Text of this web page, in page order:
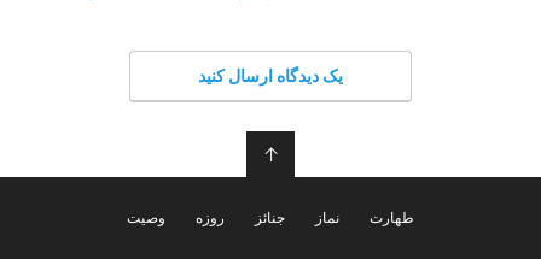
یک دیدگاه ارسال کنید
↑
طهارت نماز جنائز روزه وصیت